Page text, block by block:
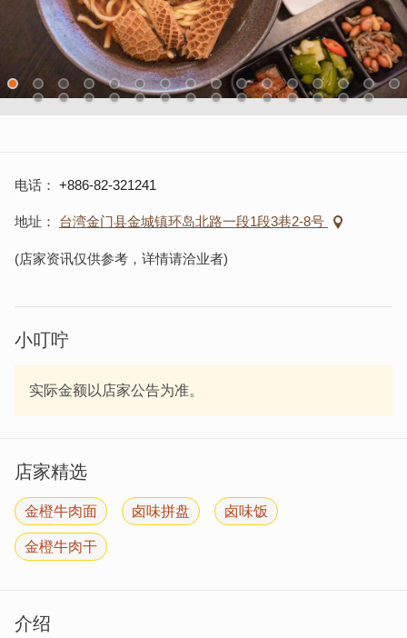
电话 +886-82-321241
地址 台湾金门县金城镇环岛北路一段1段3巷2-8号
(店家资讯仅供参考，详情请洽业者)
小叮咛
实际金额以店家公告为准。
店家精选
金橙牛肉面 卤味拼盘 卤味饭
金橙牛肉干
介绍